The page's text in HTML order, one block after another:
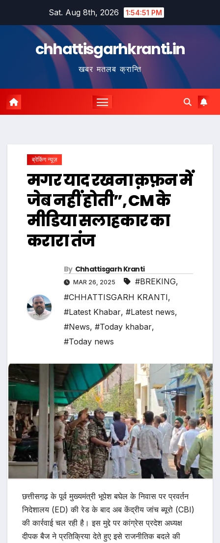
Sat. Aug 8th, 2026 1:54:51 PM
chhattisgarhkranti.in
खबर मतलब क्रान्ति
ब्रेकिंग न्यूज़
मगर याद रखना क़फ़न में
जेब नहीं होती”, CM के
मीडिया सलाहकार का
करारा तंज
By Chhattisgarh Kranti
MAR 26, 2025 #BREKING,
#CHHATTISGARH KRANTI,
#Latest Khabar, #Latest news,
#News, #Today khabar,
#Today news
छत्तीसगढ़ के पूर्व मुख्यमंत्री भूपेश बघेल के निवास पर प्रवर्तन
निदेशालय (ED) की रेड के बाद अब केंद्रीय जांच ब्यूरो (CBI)
की कार्रवाई चल रही है। इस मुद्दे पर कांग्रेस प्रदेश अध्यक्ष
दीपक बैज ने प्रतिक्रिया देते हुए इसे राजनीतिक बदले की